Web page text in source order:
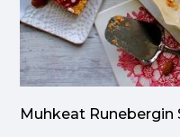
Muhkeat